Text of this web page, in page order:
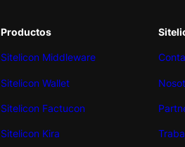
Productos
Sitelicon Middleware
Sitelicon Wallet
Sitelicon Factucon
Sitelicon Kira